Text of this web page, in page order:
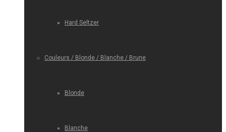
Hard Seltzer
Couleurs / Blonde / Blanche / Brune
Blonde
Blanche